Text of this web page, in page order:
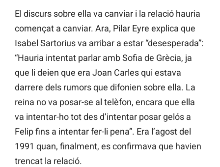
El discurs sobre ella va canviar i la relació hauria
començat a canviar. Ara, Pilar Eyre explica que
Isabel Sartorius va arribar a estar “desesperada”:
“Hauria intentat parlar amb Sofia de Grècia, ja
que li deien que era Joan Carles qui estava
darrere dels rumors que difonien sobre ella. La
reina no va posar-se al telèfon, encara que ella
va intentar-ho tot des d’intentar posar gelós a
Felip fins a intentar fer-li pena”. Era l’agost del
1991 quan, finalment, es confirmava que havien
trencat la relació.